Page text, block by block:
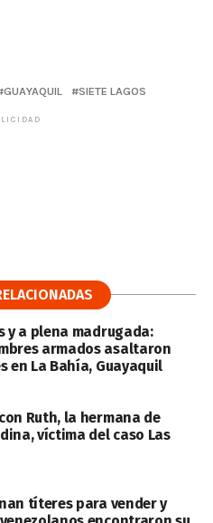
GUAYAQUIL SIETE LAGOS
y a plena madrugada:
armados asaltaron
en La Bahía, Guayaquil
Ruth, la hermana de
víctima del caso Las
títeres para vender y